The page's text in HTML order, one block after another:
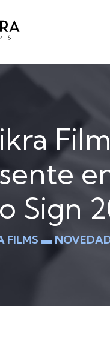
Sign
FILMS ▬